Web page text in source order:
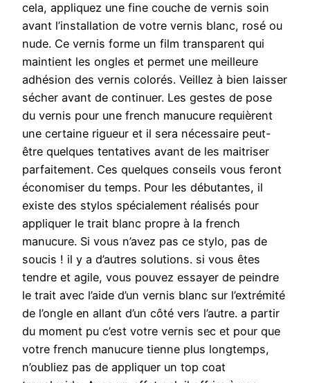
cela, appliquez une fine couche de vernis soin
avant l’installation de votre vernis blanc, rosé ou
nude. Ce vernis forme un film transparent qui
maintient les ongles et permet une meilleure
adhésion des vernis colorés. Veillez à bien laisser
sécher avant de continuer. Les gestes de pose
du vernis pour une french manucure requièrent
une certaine rigueur et il sera nécessaire peut-
être quelques tentatives avant de les maitriser
parfaitement. Ces quelques conseils vous feront
économiser du temps. Pour les débutantes, il
existe des stylos spécialement réalisés pour
appliquer le trait blanc propre à la french
manucure. Si vous n’avez pas ce stylo, pas de
soucis ! il y a d’autres solutions. si vous êtes
tendre et agile, vous pouvez essayer de peindre
le trait avec l’aide d’un vernis blanc sur l’extrémité
de l’ongle en allant d’un côté vers l’autre. a partir
du moment pu c’est votre vernis sec et pour que
votre french manucure tienne plus longtemps,
n’oubliez pas de appliquer un top coat